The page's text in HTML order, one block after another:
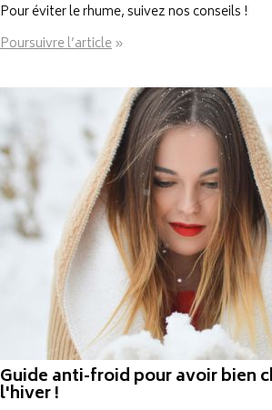
Pour éviter le rhume, suivez nos conseils !
Poursuivre l’article»
Guide anti-froid pour avoir bien
l'hiver !